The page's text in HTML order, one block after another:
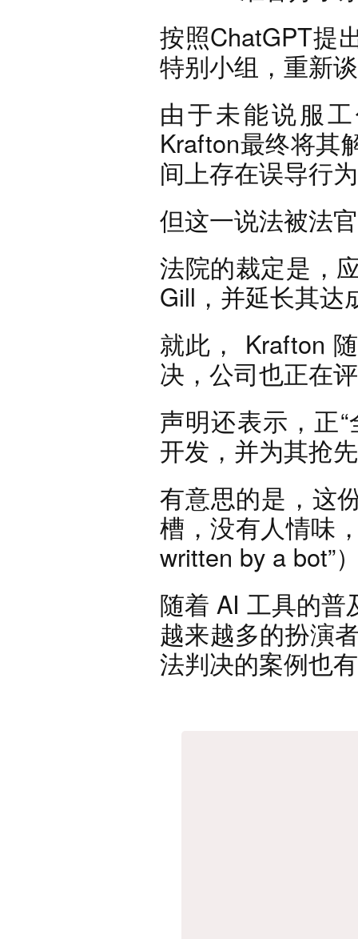
按照ChatGPT提
特别小组，重新
由于未能说服
Krafton最终将其
间上存在误导行
但这一说法被法
法院的裁定是，
Gill，并延长其达
就此， Krafton
决，公司也正在
声明还表示，正
开发，并为其抢
有意思的是，这
槽，没有人情味
written by a bot”
随着 AI 工具的普
越来越多的扮演
法判决的案例也